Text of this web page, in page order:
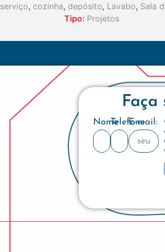
, cozinha, depósito, Lavabo, Sala
Tipo: Projetos
Faça
NomeTelefone
E-mail: